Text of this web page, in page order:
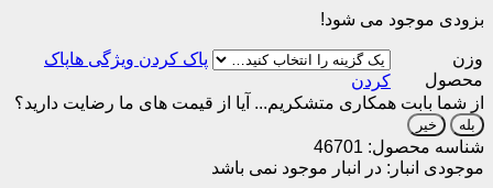
بزودی موجود می شود!
وزن
محصول
پاک
کردن
از شما بابت همکاری متشکریم... آیا از قیمت های ما رضایت دارید؟
بله خیر
شناسه محصول: 46701
موجودی انبار: در انبار موجود نمی باشد